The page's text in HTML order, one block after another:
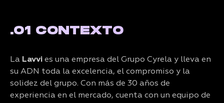
.01 CONTEXTO
La Lavvi es una empresa del Grupo Cyrela y lleva en
su ADN toda la excelencia, el compromiso y la
solidez del grupo. Con más de 30 años de
experiencia en el mercado, cuenta con un equipo de